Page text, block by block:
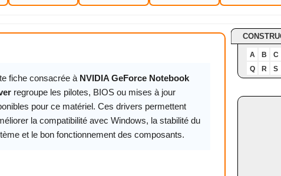
Notebook Driver
fiche consacrée à NVIDIA GeForce Notebook
regroupe les pilotes, BIOS ou mises à jour
pour ce matériel. Ces drivers permettent
la compatibilité avec Windows, la stabilité du
et le bon fonctionnement des composants.
A B
C
Q
R S